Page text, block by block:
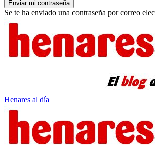
Se te ha enviado una contraseña por correo
Henares al día